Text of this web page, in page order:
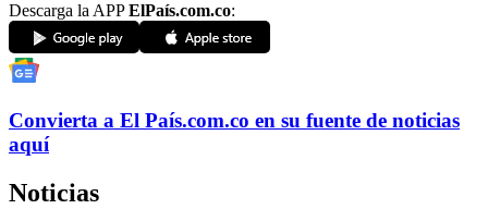
Descarga la APPElPaís.com.co:
Convierta a El País.com.co en su fuente de noticias
aquí
Noticias